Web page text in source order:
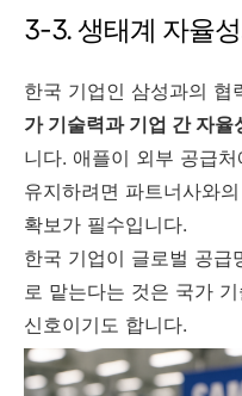
3-3. 생태계 자율
한국 기업인 삼성과의 협
가 기술력과 기업 간 자율
니다. 애플이 외부 공급
유지하려면 파트너사와
확보가 필수입니다.
한국 기업이 글로벌 공급
로 맡는다는 것은 국가
신호이기도 합니다.